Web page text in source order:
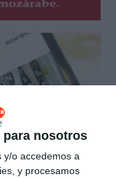
nosotros
y/o accedemos a
y procesamos